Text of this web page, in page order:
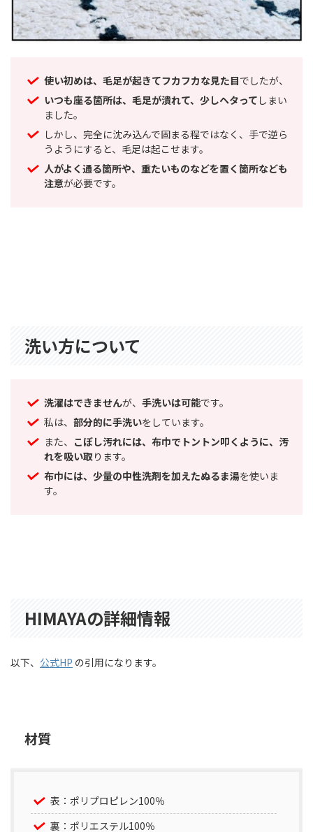
使い初めは、毛足が起きてフカフカな見た目でしたが、
いつも座る箇所は、毛足が潰れて、少しヘタって しまい
ました。
しかし、完全に沈み込んで固まる程ではなく、手で逆ら
うようにすると、毛足は起こせます。
人がよく通る箇所や、重たいものなどを置く箇所なども
注意が必要です。
洗い方について
洗濯はできませんが、 手洗いは可能です。
私は、 部分的に手洗いをしています。
また、 こぼし汚れには、布巾でトントン叩くように、汚
れを吸い取ります。
布巾には、少量の中性洗剤を加えたぬるま湯を使いま
す。
HIMAYAの詳細情報
以下、 公式HP の引用になります。
材質
表：ポリプロピレン100％
裏：ポリエステル100％